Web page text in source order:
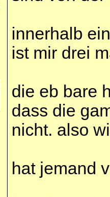
innerhalb
ist mir drei
die eb bare
dass die
nicht. also
hat jemand